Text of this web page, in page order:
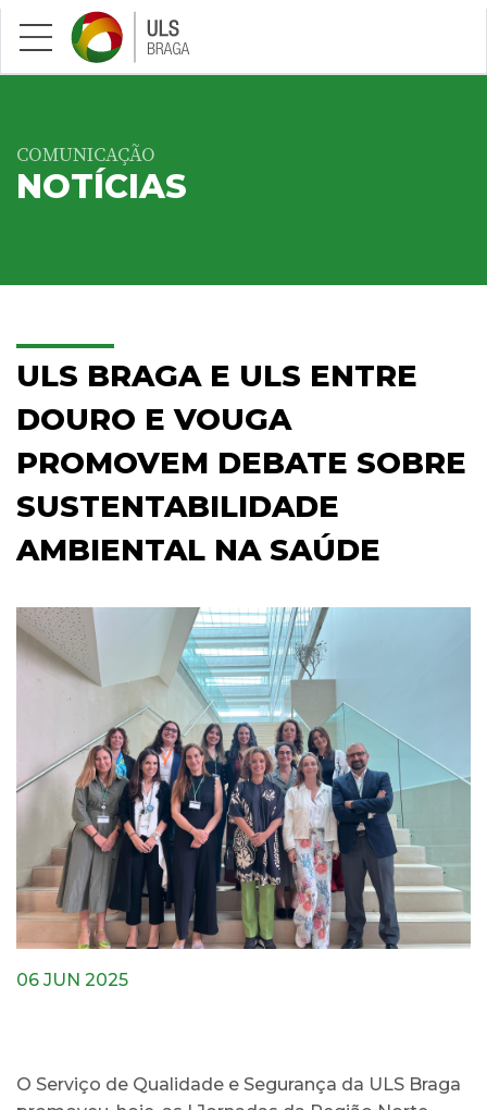
Saltar para conteúdo principal
COMUNICAÇÃO
NOTÍCIAS
ULS BRAGA E ULS ENTRE
DOURO E VOUGA
PROMOVEM DEBATE SOBRE
SUSTENTABILIDADE
AMBIENTAL NA SAÚDE
06 JUN 2025
O Serviço de Qualidade e Segurança da ULS Braga